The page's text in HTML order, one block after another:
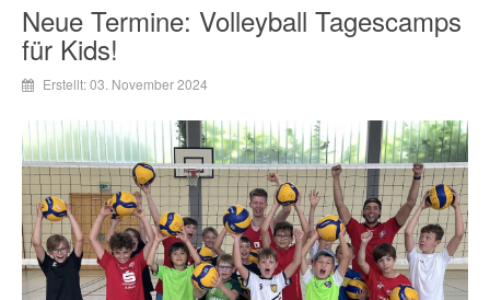
Neue Termine: Volleyball Tagescamps
für Kids!
Erstellt: 03. November 2024